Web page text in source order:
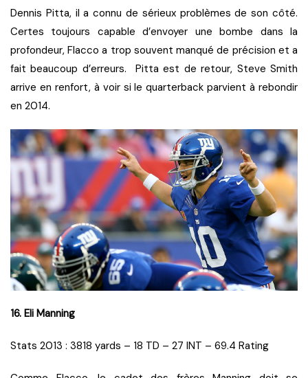
Dennis Pitta, il a connu de sérieux problèmes de son côté.
Certes toujours capable d’envoyer une bombe dans la
profondeur, Flacco a trop souvent manqué de précision et a
fait beaucoup d’erreurs. Pitta est de retour, Steve Smith
arrive en renfort, à voir si le quarterback parvient à rebondir
en 2014.
16. Eli Manning
Stats 2013 : 3818 yards – 18 TD – 27 INT – 69.4 Rating